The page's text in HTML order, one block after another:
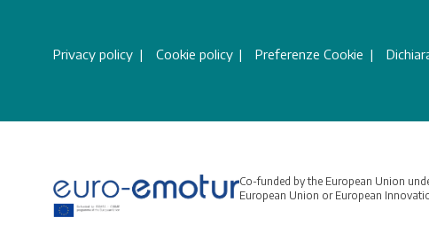
Privacy policy Cookie policy Preferenze Cookie
Co-funded by the European Union
European Union or European